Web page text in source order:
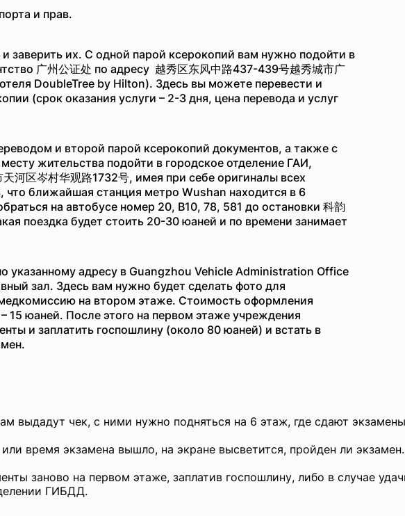
и прав.
заверить их. С одной парой ксерокопий вам нужно подойти в
广州公证处 по адресу 越秀区东风中路437-439号越秀城市广
DoubleTree by Hilton). Здесь вы можете перевести и
(срок оказания услуги – 2-3 дня, цена перевода и услуг
и второй парой ксерокопий документов, а также с
жительства подойти в городское отделение ГАИ,
河区岑村华观路1732号, имея при себе оригиналы всех
что ближайшая станция метро Wushan находится в 6
на автобусе номер 20, B10, 78, 581 до остановки 科韵
поездка будет стоить 20-30 юаней и по времени занимает
указанному адресу в Guangzhou Vehicle Administration Office
зал. Здесь вам нужно будет сделать фото для
на втором этаже. Стоимость оформления
15 юаней. После этого на первом этаже учреждения
и заплатить госпошлину (около 80 юаней) и встать в
выдадут чек, с ними нужно подняться на 6 этаж, где сдают
время экзамена вышло, на экране высветится, пройден ли экзамен.
заново на первом этаже, заплатив госпошлину, либо в случае
ГИБДД.